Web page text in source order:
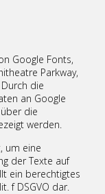
Google Fonts,
Parkway,
Durch die
an Google
die
werden.
um eine
der Texte auf
ein berechtigtes
f DSGVO dar.